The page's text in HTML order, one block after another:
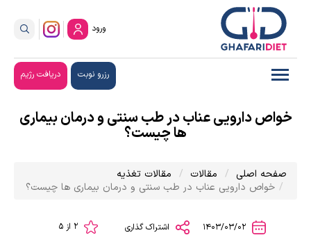
ورود
رزرو نوبت دریافت رژیم
خواص دارویی عناب در طب سنتی و درمان بیماری
ها چیست؟
صفحه اصلی مقالات
مقالات تغذیه
خواص دارویی عناب در طب سنتی و درمان بیماری ها چیست؟
اشتراک گذاری